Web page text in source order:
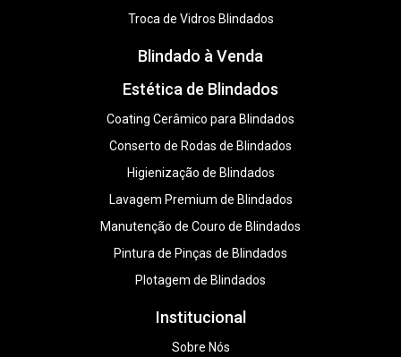
Troca de Vidros Blindados
Blindado à Venda
Estética de Blindados
Coating Cerâmico para Blindados
Conserto de Rodas de Blindados
Higienização de Blindados
Lavagem Premium de Blindados
Manutenção de Couro de Blindados
Pintura de Pinças de Blindados
Plotagem de Blindados
Institucional
Sobre Nós